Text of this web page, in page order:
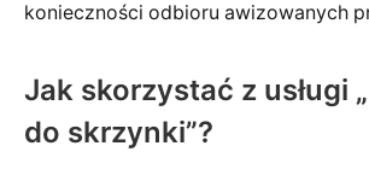
konieczności odbioru awizowanych
Jak skorzystać z usługi
do skrzynki”?